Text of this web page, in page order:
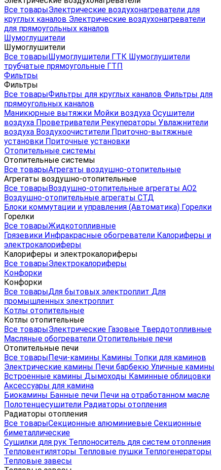
Все товарыЭлектрические воздухонагреватели для
круглых каналов Электрические воздухонагреватели
для прямоугольных каналов
Шумоглушители
Шумоглушители
Все товарыШумоглушители ГТК Шумоглушители
трубчатые прямоугольные ГТП
Фильтры
Фильтры
Все товарыФильтры для круглых каналов Фильтры для
прямоугольных каналов
Маникюрные вытяжки Мойки воздуха Осушители
воздуха Проветриватели Рекуператоры Увлажнители
воздуха Воздухоочистители Приточно-вытяжные
установки Приточные установки
Отопительные системы
Отопительные системы
Все товарыАгрегаты воздушно-отопительные
Агрегаты воздушно-отопительные
Все товарыВоздушно-отопительные агрегаты АО2
Воздушно-отопительные агрегаты СТД
Блоки коммутации и управления (Автоматика) Горелки
Горелки
Все товарыЖидкотопливные
Грязевики Инфракрасные обогреватели Калориферы и
электрокалориферы
Калориферы и электрокалориферы
Все товарыЭлектрокалориферы
Конфорки
Конфорки
Все товарыДля бытовых электроплит Для
промышленных электроплит
Котлы отопительные
Котлы отопительные
Все товарыЭлектрические Газовые Твердотопливные
Масляные обогреватели Отопительные печи
Отопительные печи
Все товарыПечи-камины Камины Топки для каминов
Электрические камины Печи барбекю Уличные камины
Встроенные камины Дымоходы Каминные облицовки
Аксессуары для камина
Биокамины Банные печи Печи на отработанном масле
Полотенцесушители Радиаторы отопления
Радиаторы отопления
Все товарыСекционные алюминиевые Секционные
биметаллические
Сушилки для рук Теплоноситель для систем отопления
Тепловентиляторы Тепловые пушки Теплогенераторы
Тепловые завесы